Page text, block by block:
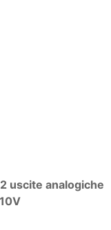
uscite analogiche